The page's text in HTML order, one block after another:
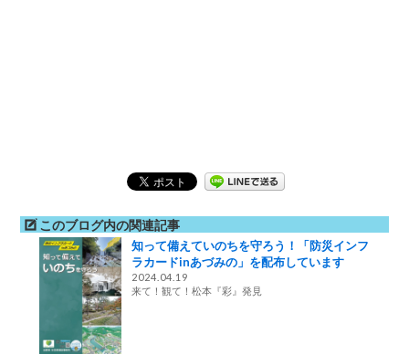
このブログ内の関連記事
知って備えていのちを守ろう！「防災インフ
ラカードinあづみの」を配布しています
2024.04.19
来て！観て！松本『彩』発見